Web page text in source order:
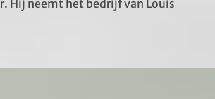
Hij neemt het bedrijf van Louis